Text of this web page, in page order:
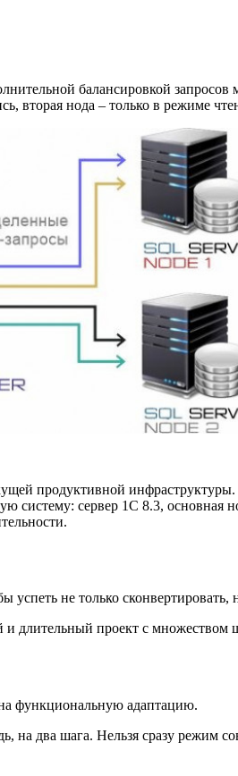
балансировкой
вторая нода – только в режиме
продуктивной
систему: сервер 1С 8.3,
не только
и длительный проект с
функциональную адаптацию.
на два шага. Нельзя сразу режим